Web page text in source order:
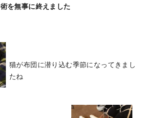
を無事に終えました
猫が布団に潜り込む季節になってきまし
たね